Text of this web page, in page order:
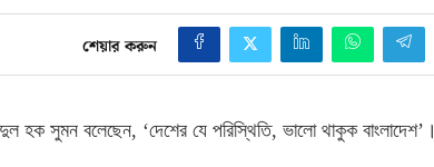
শেয়ার করুন
হক সুমন বলেছেন, ‘দেশের যে পরিস্থিতি, ভালো থাকুক বাংলাদেশ’।